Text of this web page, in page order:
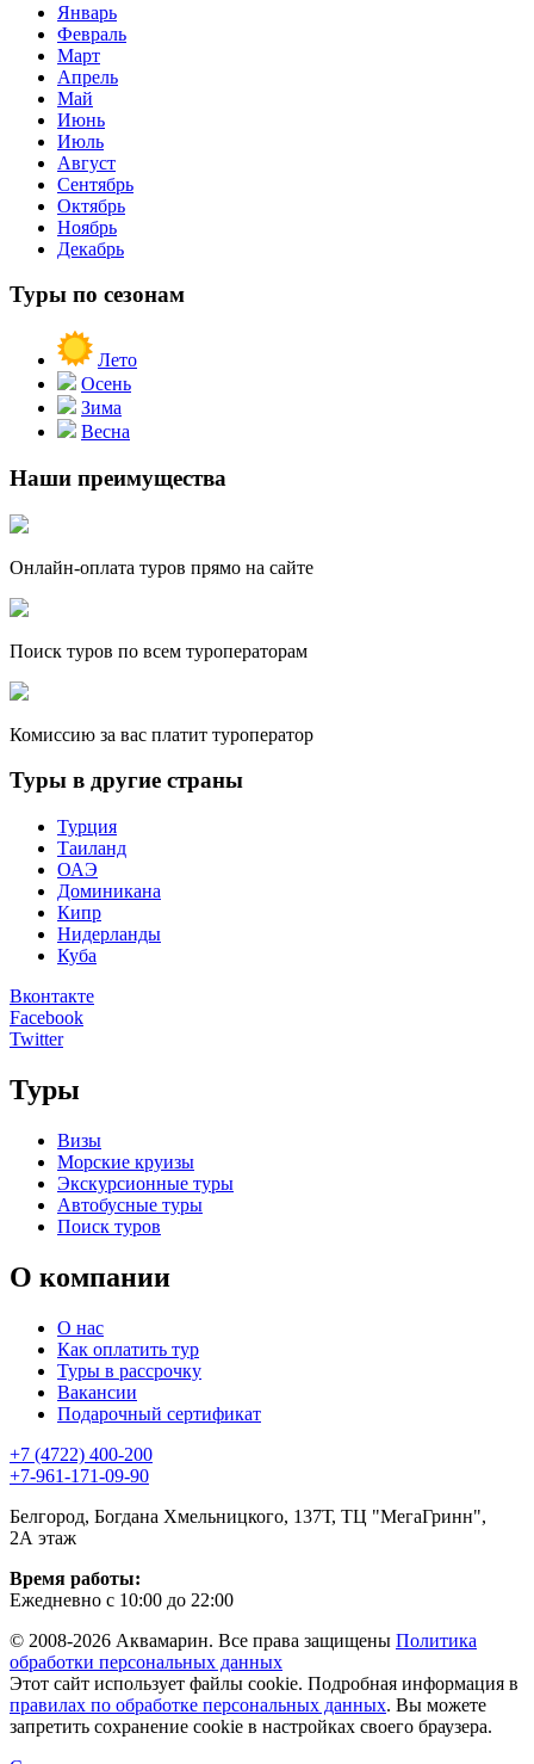
Январь
Февраль
Март
Апрель
Май
Июнь
Июль
Август
Сентябрь
Октябрь
Ноябрь
Декабрь
Туры по сезонам
Лето
Осень
Зима
Весна
Наши преимущества
Онлайн-оплата туров прямо на сайте
Поиск туров по всем туроператорам
Комиссию за вас платит туроператор
Туры в другие страны
Турция
Таиланд
ОАЭ
Доминикана
Кипр
Нидерланды
Куба
Вконтакте
Facebook
Twitter
Туры
Визы
Морские круизы
Экскурсионные туры
Автобусные туры
Поиск туров
О компании
О нас
Как оплатить тур
Туры в рассрочку
Вакансии
Подарочный сертификат
+7 (4722) 400-200
+7-961-171-09-90
Белгород, Богдана Хмельницкого, 137Т, ТЦ "МегаГринн",
2А этаж
Время работы:
Ежедневно с 10:00 до 22:00
© 2008-2026 Аквамарин. Все права защищены Политика
обработки персональных данных
Этот сайт использует файлы cookie. Подробная информация в
правилах по обработке персональных данных. Вы можете
запретить сохранение cookie в настройках своего браузера.